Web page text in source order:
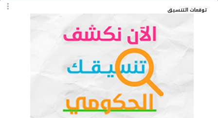
توقعات التنسيق
ج:واو الجماعة.
اقرأ المزيد:
مراجعة دين الصف الأول
الإعدادي الترم الثاني 2026 pdf
اقرأ المزيد:
اختبار على الوحدة التاسعة
إنجليزي للصف الأول الإعدادي ترم ثاني